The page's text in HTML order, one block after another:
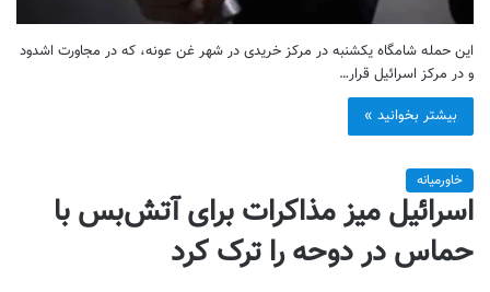
این حمله شامگاه یکشنبه در مرکز خریدی در شهر غن عونه، که در مجاورت اشدود
و در مرکز اسرائیل قرار…
بیشتر بخوانید »
خاورمیانه
اسرائیل میز مذاکرات برای آتش‌بس با
حماس در دوحه را ترک کرد